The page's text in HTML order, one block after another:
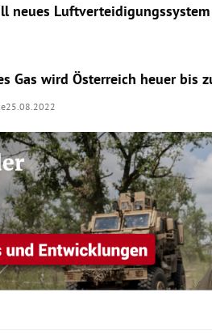
neues
Gas wird Österreich heuer bis
25.08.2022